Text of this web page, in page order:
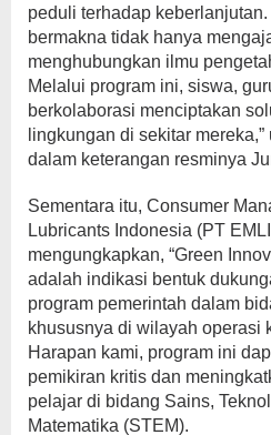
peduli terhadap
bermakna tidak hanya
menghubungkan ilmu
Melalui program ini, siswa,
berkolaborasi menciptakan
lingkungan di sekitar
dalam keterangan resminya
Sementara itu, Consumer
Lubricants Indonesia (PT
mengungkapkan, “Green
adalah indikasi bentuk
program pemerintah dalam
khususnya di wilayah operasi
Harapan kami, program ini
pemikiran kritis dan
pelajar di bidang Sains,
Matematika (STEM).